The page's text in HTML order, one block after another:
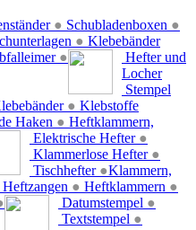
● Schubladenboxen ●
●
●
Klebebänder
●
Haken ●
Hefter und
Locher
Elektrische Hefter ●
Klammerlose Hefter ●
Tischhefter ●
Heftzangen ● Heftklammern ●
Stempel
Datumstempel ●
Textstempel ●
Klebstoffe
Heftklammern,
Klammern,